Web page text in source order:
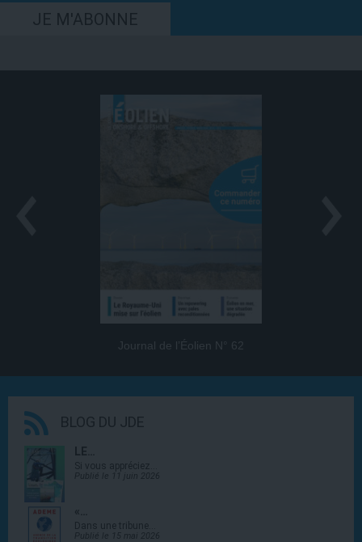
JE M'ABONNE
Journal de l’Éolien N° 62
BLOG DU JDE
LE…
Si vous appréciez…
Publié le 11 juin 2026
«…
Dans une tribune…
Publié le 15 mai 2026